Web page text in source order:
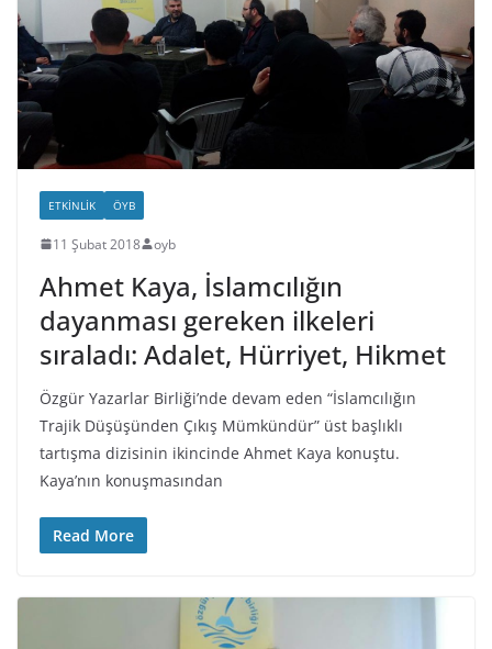
ETKINLIK ÖYB
11 Şubat 2018 oyb
Ahmet Kaya, İslamcılığın
dayanması gereken ilkeleri
sıraladı: Adalet, Hürriyet, Hikmet
Özgür Yazarlar Birliği’nde devam eden “İslamcılığın
Trajik Düşüşünden Çıkış Mümkündür” üst başlıklı
tartışma dizisinin ikincinde Ahmet Kaya konuştu.
Kaya’nın konuşmasından
Read More